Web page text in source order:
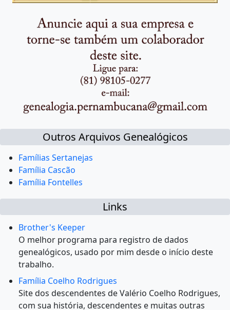
Outros Arquivos Genealógicos
Famílias Sertanejas
Família Cascão
Família Fontelles
Links
Brother's Keeper
O melhor programa para registro de dados
genealógicos, usado por mim desde o início deste
trabalho.
Família Coelho Rodrigues
Site dos descendentes de Valério Coelho Rodrigues,
com sua história, descendentes e muitas outras